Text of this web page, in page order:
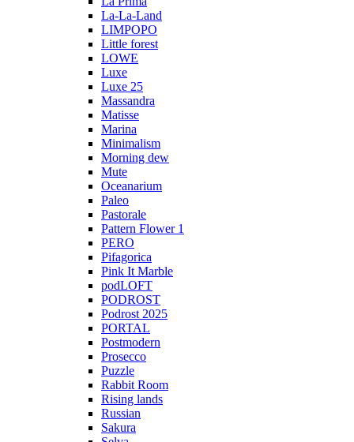
La-La-Land
LIMPOPO
Little forest
LOWE
Luxe
Luxe 25
Massandra
Matisse
Marina
Minimalism
Morning dew
Mute
Oceanarium
Paleo
Pastorale
Pattern Flower 1
PERO
Pifagorica
Pink It Marble
podLOFT
PODROST
Podrost 2025
PORTAL
Postmodern
Prosecco
Puzzle
Rabbit Room
Rising lands
Russian
Sakura